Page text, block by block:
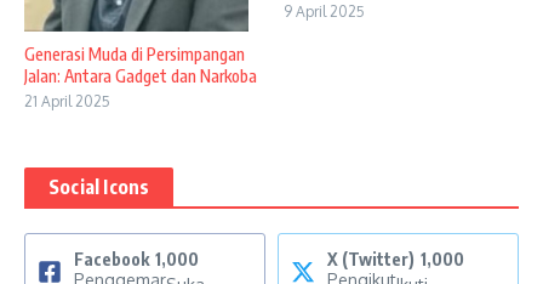
Generasi Muda di Persimpangan
Jalan: Antara Gadget dan Narkoba
21 April 2025
9 April 2025
Social Icons
Facebook 1,000
X (Twitter) 1,000